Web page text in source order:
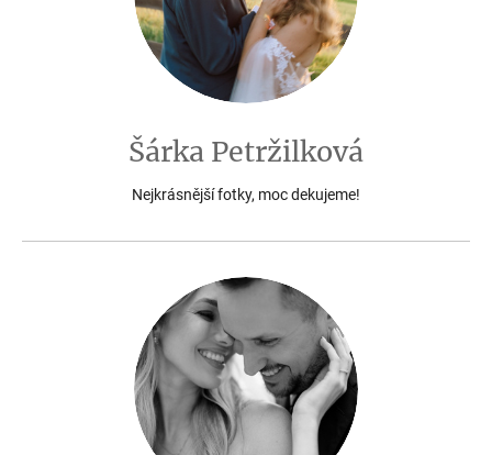
Šárka Petržilková
Nejkrásnější fotky, moc dekujeme!